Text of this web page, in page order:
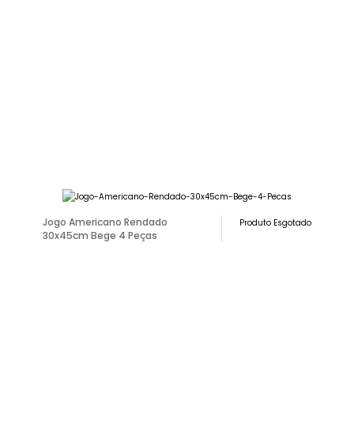
Jogo Americano Rendado
30x45cm Bege 4 Peças
Produto Esgotado